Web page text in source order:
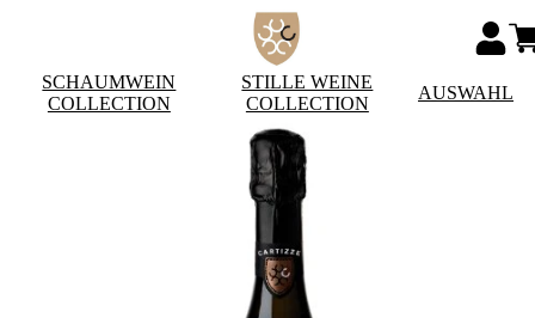
SCHAUMWEIN
COLLECTION
STILLE WEINE
COLLECTION
AUSWAHL